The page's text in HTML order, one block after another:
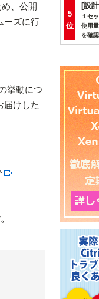
、公開
ーズに行
挙動につ
届けした
5
位
[設
１セ
使用
を確